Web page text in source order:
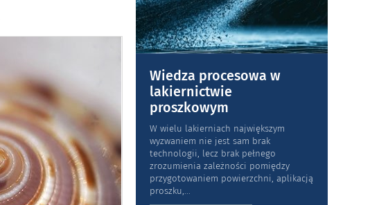
Wiedza procesowa w
lakiernictwie
proszkowym
W wielu lakierniach największym
wyzwaniem nie jest sam brak
technologii, lecz brak pełnego
zrozumienia zależności pomiędzy
przygotowaniem powierzchni, aplikacją
proszku,...